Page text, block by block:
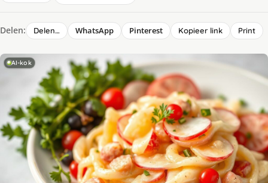
Delen: Delen… WhatsApp Pinterest Kopieer link Print
AI-kok